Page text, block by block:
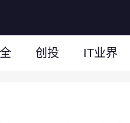
创投 IT业界